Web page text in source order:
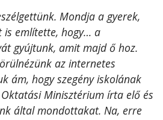
Mondja a gyerek,
is említette, hogy… a
gyújtunk, amit majd ő hoz.
az internetes
ám, hogy szegény iskolának
Minisztérium írta elő és
által mondottakat. Na, erre